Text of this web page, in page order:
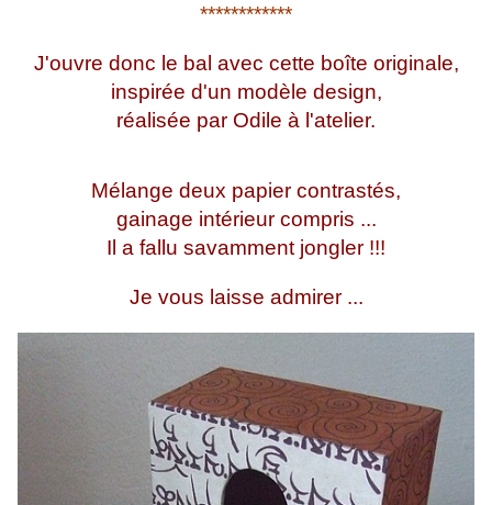
************
J'ouvre donc le bal avec cette boîte originale,
inspirée d'un modèle design,
réalisée par Odile à l'atelier.
Mélange deux papier contrastés,
gainage intérieur compris ...
Il a fallu savamment jongler !!!
Je vous laisse admirer ...